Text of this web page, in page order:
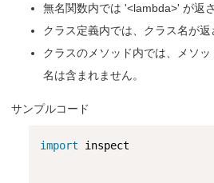
無名関数内では '<lambda>' が返
クラス定義内では、クラス名が返
クラスのメソッド内では、メソ
名は含まれません。
サンプルコード
import inspect